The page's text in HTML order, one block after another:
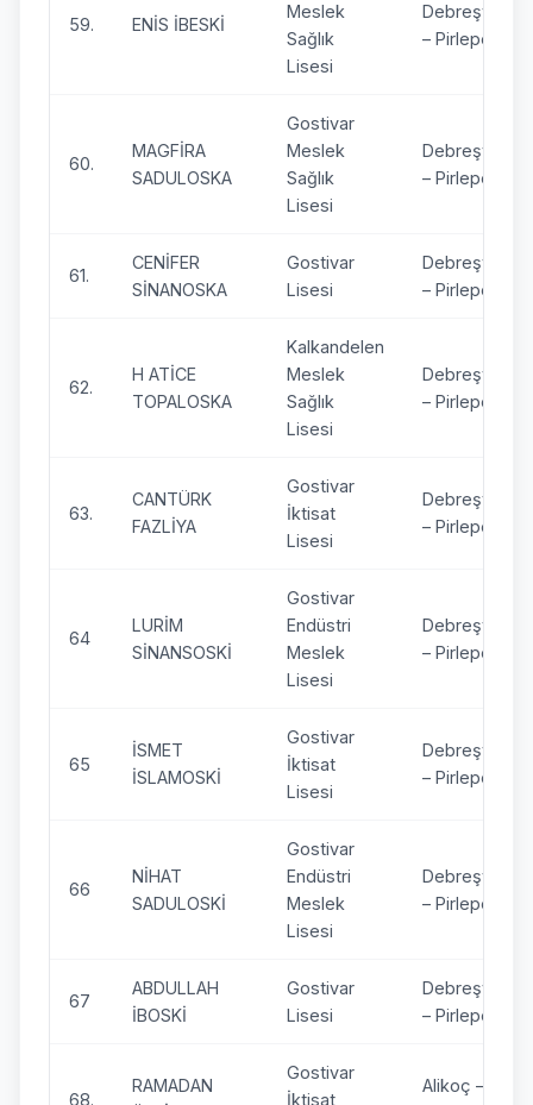
59. ENİS İBESKİ
Meslek
Sağlık
Lisesi
Debreşte
– Pirlepe
60.
MAGFİRA
SADULOSKA
Gostivar
Meslek
Sağlık
Lisesi
Debreşte
– Pirlepe
61.
CENİFER
SİNANOSKA
Gostivar
Lisesi
Debreşte
– Pirlepe
62.
H ATİCE
TOPALOSKA
Kalkandelen
Meslek
Sağlık
Lisesi
Debreşte
– Pirlepe
63.
CANTÜRK
FAZLİYA
Gostivar
İktisat
Lisesi
Debreşte
– Pirlepe
64
LURİM
SİNANSOSKİ
Gostivar
Endüstri
Meslek
Lisesi
Debreşte
– Pirlepe
65
İSMET
İSLAMOSKİ
Gostivar
İktisat
Lisesi
Debreşte
– Pirlepe
66
NİHAT
SADULOSKİ
Gostivar
Endüstri
Meslek
Lisesi
Debreşte
– Pirlepe
67
ABDULLAH
İBOSKİ
Gostivar
Lisesi
Debreşte
– Pirlepe
68.
RAMADAN
Gostivar
İktisat
Alikoç –